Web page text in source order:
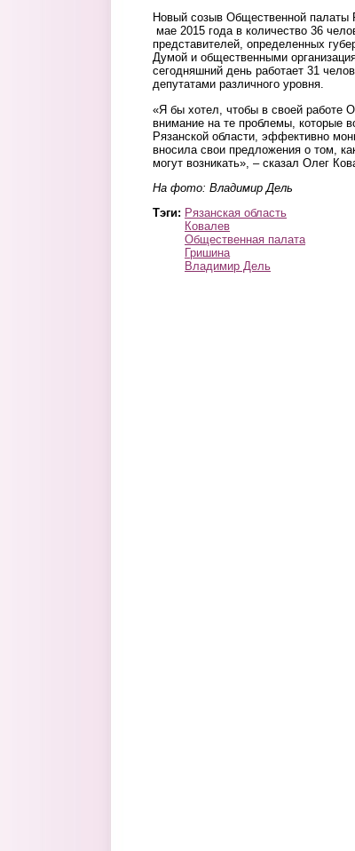
Новый созыв Общественной палаты
мае 2015 года в количество 36
представителей, определенных
Думой и общественными
сегодняшний день работает 31
депутатами различного уровня.
«Я бы хотел, чтобы в своей работе
внимание на те проблемы, которые
Рязанской области, эффективно
вносила свои предложения о том,
могут возникать», – сказал Олег
На фото: Владимир Дель
Тэги: Рязанская область
Ковалев
Общественная палата
Гришина
Владимир Дель